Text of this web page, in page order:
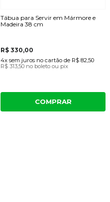
Tábua para Servir em Mármore e
Madeira 38 cm
R$ 330,00
4x sem juros no cartão de R$ 82,50
R$ 313,50 no boleto ou pix
COMPRAR